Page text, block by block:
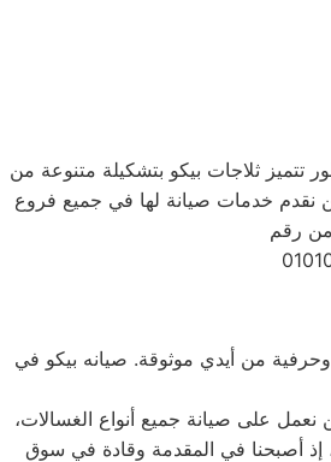
تتميز ثلاجات بيكو بتشكيلة متنوعة من
الأكبر لتلبية جميع احتياجات المستخدم . يمكنك تجميد أي شيء في الفريزر خلال 15 دقيقة فقط! نحن نقدم خدمات صيانة لها في جميع فروع
من أيدي موثوقة. صيانه بيكو في
على صيانة جميع أنواع الغسالات،
أنواع المنتجات لا تقتصر على هؤلاء فحسب، إذ أصبحنا في المقدمة وقادة في سوق